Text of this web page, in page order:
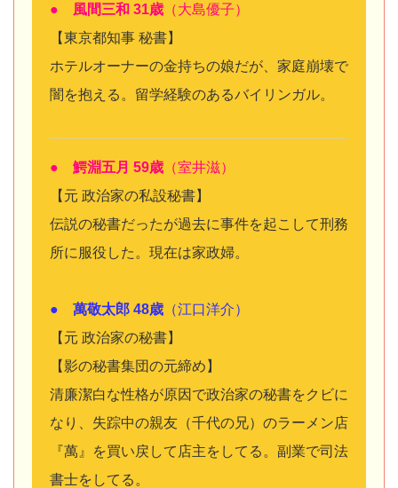
● 風間三和 31歳 （大島優子）
【東京都知事 秘書】
ホテルオーナーの金持ちの娘だが、家庭崩壊で
闇を抱える。留学経験のあるバイリンガル。
● 鰐淵五月 59歳 （室井滋）
【元 政治家の私設秘書】
伝説の秘書だったが過去に事件を起こして刑務
所に服役した。現在は家政婦。
● 萬敬太郎 48歳 （江口洋介）
【元 政治家の秘書】
【影の秘書集団の元締め】
清廉潔白な性格が原因で政治家の秘書をクビに
なり、失踪中の親友（千代の兄）のラーメン店
『萬』を買い戻して店主をしてる。副業で司法
書士をしてる。